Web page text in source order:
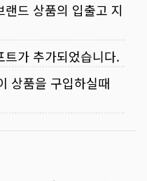
드 상품의 입출고 지
트가 추가되었습니다.
상품을 구입하실때